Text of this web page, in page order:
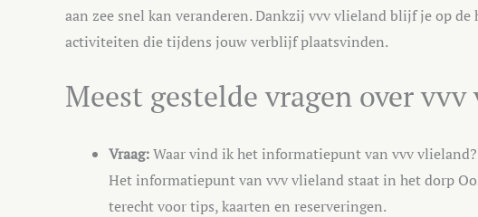
aan zee snel kan veranderen. Dankzij vvv vlieland blijf je op
activiteiten die tijdens jouw verblijf plaatsvinden.
Meest gestelde vragen over
Vraag:Waar vind ik het informatiepunt van vvv vlieland?
Het informatiepunt van vvv vlieland staat in het dorp
terecht voor tips, kaarten en reserveringen.